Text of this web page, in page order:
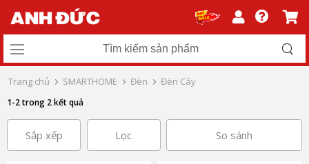
Trang chủ SMARTHOME Đèn Đèn Cây
1-2 trong 2 kết quả
Sắp xếp Lọc So sánh